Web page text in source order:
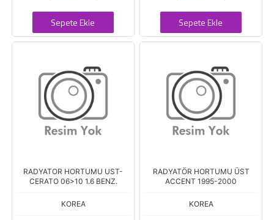
Sepete Ekle Sepete Ekle
RADYATOR HORTUMU UST-
CERATO 06>10 1.6 BENZ.
KOREA
RADYATÖR HORTUMU ÜST
ACCENT 1995-2000
KOREA